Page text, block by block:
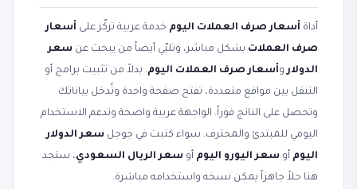
أداة أسعار صرف العملات اليوم خدمة عربية تركّز على أسعار
صرف العملات بشكل مباشر، وتلبّي أيضاً من يبحث عن سعر
الدولاروأسعار صرف العملات اليوم. بدلاً من تثبيت برامج أو
التنقل بين مواقع متعددة، تفتح صفحة واحدة وتُدخل بياناتك
وتحصل على الناتج فوراً. الواجهة عربية واضحة وتدعم الاستخدام
اليومي للمبتدئ والمحترف. سواء كتبت في جوجل سعر الدولار
اليوم أو سعر اليورو اليوم أو سعر الريال السعودي، ستجد
هنا حلاً جاهزاً يمكن نسخه واستخدامه مباشرة.